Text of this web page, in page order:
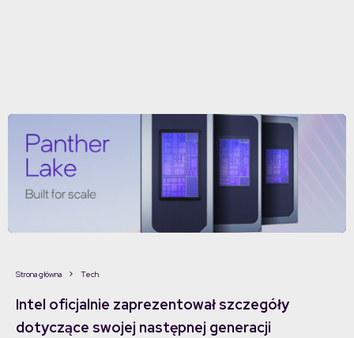
Strona główna Tech
Intel oficjalnie zaprezentował szczegóły
dotyczące swojej następnej generacji